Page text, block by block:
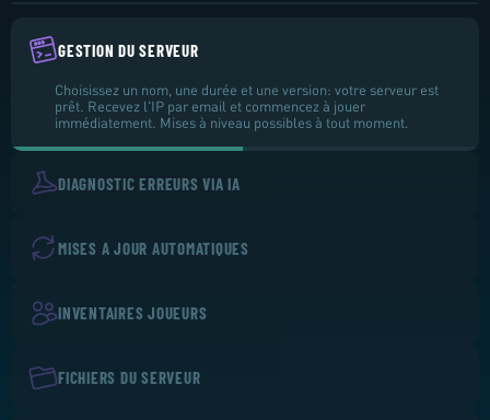
GESTION DU SERVEUR
Choisissez un nom, une durée et une version: votre serveur est
prêt. Recevez l'IP par email et commencez à jouer
immédiatement. Mises à niveau possibles à tout moment.
DIAGNOSTIC ERREURS VIA IA
MISES A JOUR AUTOMATIQUES
INVENTAIRES JOUEURS
FICHIERS DU SERVEUR